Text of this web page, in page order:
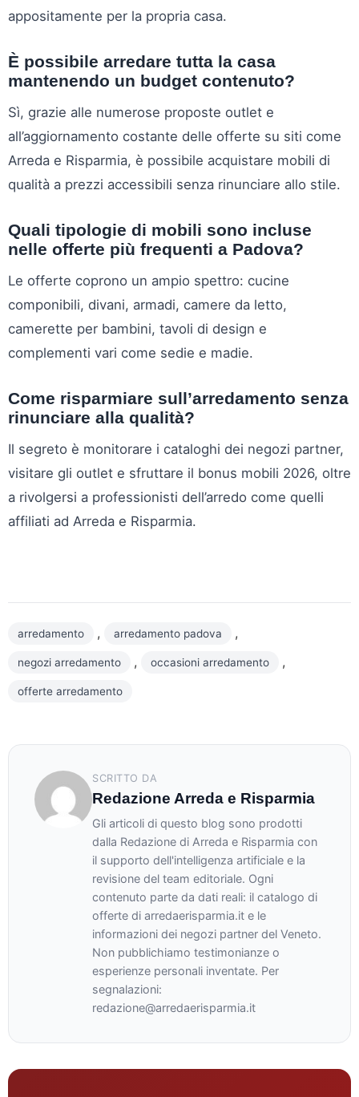
appositamente per la propria casa.
È possibile arredare tutta la casa
mantenendo un budget contenuto?
Sì, grazie alle numerose proposte outlet e
all’aggiornamento costante delle offerte su siti come
Arreda e Risparmia, è possibile acquistare mobili di
qualità a prezzi accessibili senza rinunciare allo stile.
Quali tipologie di mobili sono incluse
nelle offerte più frequenti a Padova?
Le offerte coprono un ampio spettro: cucine
componibili, divani, armadi, camere da letto,
camerette per bambini, tavoli di design e
complementi vari come sedie e madie.
Come risparmiare sull’arredamento senza
rinunciare alla qualità?
Il segreto è monitorare i cataloghi dei negozi partner,
visitare gli outlet e sfruttare il bonus mobili 2026, oltre
a rivolgersi a professionisti dell’arredo come quelli
affiliati ad Arreda e Risparmia.
arredamento , arredamento padova ,
negozi arredamento , occasioni arredamento ,
offerte arredamento
SCRITTO DA
Redazione Arreda e Risparmia
Gli articoli di questo blog sono prodotti
dalla Redazione di Arreda e Risparmia con
il supporto dell'intelligenza artificiale e la
revisione del team editoriale. Ogni
contenuto parte da dati reali: il catalogo di
offerte di arredaerisparmia.it e le
informazioni dei negozi partner del Veneto.
Non pubblichiamo testimonianze o
esperienze personali inventate. Per
segnalazioni:
redazione@arredaerisparmia.it